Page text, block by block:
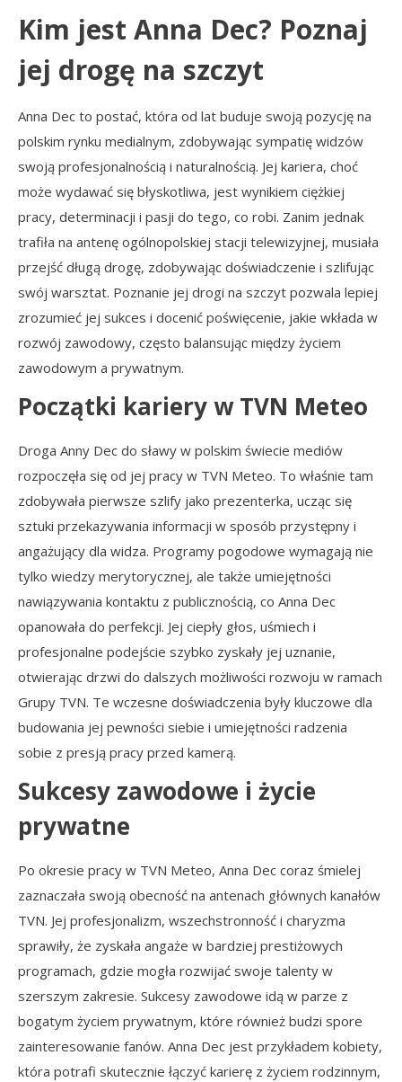
Kim jest Anna Dec? Poznaj
jej drogę na szczyt
Anna Dec to postać, która od lat buduje swoją pozycję na
polskim rynku medialnym, zdobywając sympatię widzów
swoją profesjonalnością i naturalnością. Jej kariera, choć
może wydawać się błyskotliwa, jest wynikiem ciężkiej
pracy, determinacji i pasji do tego, co robi. Zanim jednak
trafiła na antenę ogólnopolskiej stacji telewizyjnej, musiała
przejść długą drogę, zdobywając doświadczenie i szlifując
swój warsztat. Poznanie jej drogi na szczyt pozwala lepiej
zrozumieć jej sukces i docenić poświęcenie, jakie wkłada w
rozwój zawodowy, często balansując między życiem
zawodowym a prywatnym.
Początki kariery w TVN Meteo
Droga Anny Dec do sławy w polskim świecie mediów
rozpoczęła się od jej pracy w TVN Meteo. To właśnie tam
zdobywała pierwsze szlify jako prezenterka, ucząc się
sztuki przekazywania informacji w sposób przystępny i
angażujący dla widza. Programy pogodowe wymagają nie
tylko wiedzy merytorycznej, ale także umiejętności
nawiązywania kontaktu z publicznością, co Anna Dec
opanowała do perfekcji. Jej ciepły głos, uśmiech i
profesjonalne podejście szybko zyskały jej uznanie,
otwierając drzwi do dalszych możliwości rozwoju w ramach
Grupy TVN. Te wczesne doświadczenia były kluczowe dla
budowania jej pewności siebie i umiejętności radzenia
sobie z presją pracy przed kamerą.
Sukcesy zawodowe i życie
prywatne
Po okresie pracy w TVN Meteo, Anna Dec coraz śmielej
zaznaczała swoją obecność na antenach głównych kanałów
TVN. Jej profesjonalizm, wszechstronność i charyzma
sprawiły, że zyskała angaże w bardziej prestiżowych
programach, gdzie mogła rozwijać swoje talenty w
szerszym zakresie. Sukcesy zawodowe idą w parze z
bogatym życiem prywatnym, które również budzi spore
zainteresowanie fanów. Anna Dec jest przykładem kobiety,
która potrafi skutecznie łączyć karierę z życiem rodzinnym,